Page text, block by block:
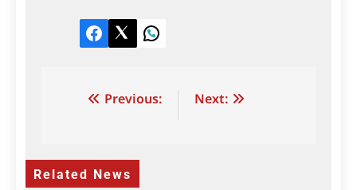
Facebook
TwitterLinkedIn
Post Previous: Next:
Related News